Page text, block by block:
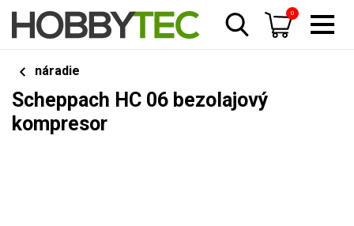
0
náradie
Scheppach HC 06 bezolajový
kompresor